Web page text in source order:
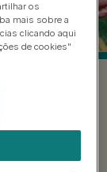
os
mais sobre a
clicando aqui
de cookies"